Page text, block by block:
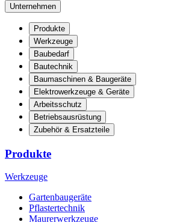
Unternehmen
Produkte
Werkzeuge
Baubedarf
Bautechnik
Baumaschinen & Baugeräte
Elektrowerkzeuge & Geräte
Arbeitsschutz
Betriebsausrüstung
Zubehör & Ersatzteile
Produkte
Werkzeuge
Gartenbaugeräte
Pflastertechnik
Maurerwerkzeuge